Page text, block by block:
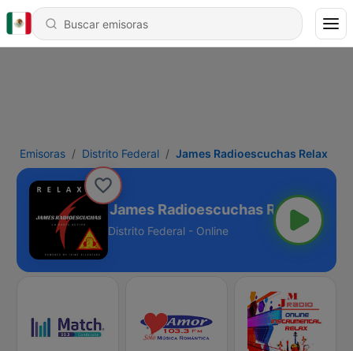
Emisoras Distrito Federal James Radioescuchas Relax
James Radioescuchas Relax
Distrito Federal - Online